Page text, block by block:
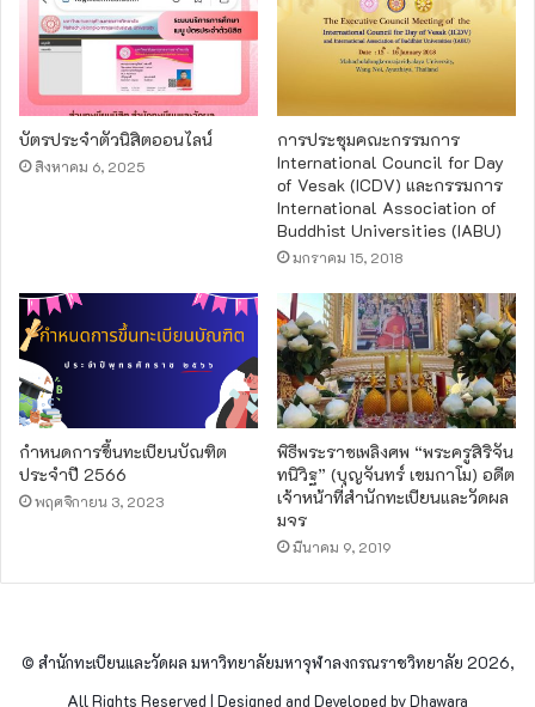
บัตรประจำตัวนิสิตออนไลน์
สิงหาคม 6, 2025
การประชุมคณะกรรมการ
International Council for Day
of Vesak (ICDV) และกรรมการ
International Association of
Buddhist Universities (IABU)
มกราคม 15, 2018
กำหนดการขึ้นทะเบียนบัณฑิต
ประจำปี 2566
พฤศจิกายน 3, 2023
พิธีพระราชเพลิงศพ “พระครูสิริจัน
ทนิวิฐ” (บุญจันทร์ เขมกาโม) อดีต
เจ้าหน้าที่สำนักทะเบียนและวัดผล
มจร
มีนาคม 9, 2019
© สำนักทะเบียนและวัดผล มหาวิทยาลัยมหาจุฬาลงกรณราชวิทยาลัย 2026,
All Rights Reserved | Designed and Developed by Dhawara